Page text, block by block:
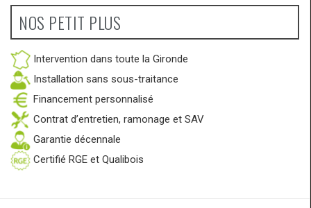
NOS PETIT PLUS
Intervention dans toute la Gironde
Installation sans sous-traitance
Financement personnalisé
Contrat d’entretien, ramonage et SAV
Garantie décennale
Certifié RGE et Qualibois